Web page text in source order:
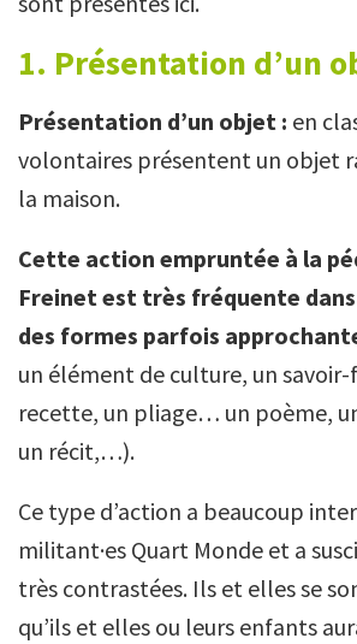
1. Présentation d’un
Présentation d’un objet : en
volontaires présentent un objet
la maison.
Cette action empruntée à la
Freinet est très fréquente dans
des formes parfois
un élément de culture, un savoir-
recette, un pliage… un poème,
un récit,…).
Ce type d’action a beaucoup
militant·es Quart Monde et a
très contrastées. Ils et elles se
qu’ils et elles ou leurs enfants